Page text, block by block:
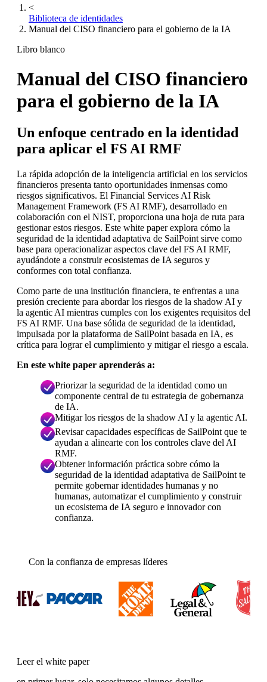
<
Biblioteca de identidades
Manual del CISO financiero para el gobierno de la IA
Libro blanco
Manual del CISO financiero
para el gobierno de la IA
Un enfoque centrado en la identidad
para aplicar el FS AI RMF
La rápida adopción de la inteligencia artificial en los servicios
financieros presenta tanto oportunidades inmensas como
riesgos significativos. El Financial Services AI Risk
Management Framework (FS AI RMF), desarrollado en
colaboración con el NIST, proporciona una hoja de ruta para
gestionar estos riesgos. Este white paper explora cómo la
seguridad de la identidad adaptativa de SailPoint sirve como
base para operacionalizar aspectos clave del FS AI RMF,
ayudándote a construir ecosistemas de IA seguros y
conformes con total confianza.
Como parte de una institución financiera, te enfrentas a una
presión creciente para abordar los riesgos de la shadow AI y
la agentic AI mientras cumples con los exigentes requisitos del
FS AI RMF. Una base sólida de seguridad de la identidad,
impulsada por la plataforma de SailPoint basada en IA, es
crítica para lograr el cumplimiento y mitigar el riesgo a escala.
En este white paper aprenderás a:
Priorizar la seguridad de la identidad como un
componente central de tu estrategia de gobernanza
de IA.
Mitigar los riesgos de la shadow AI y la agentic AI.
Revisar capacidades específicas de SailPoint que te
ayudan a alinearte con los controles clave del AI
RMF.
Obtener información práctica sobre cómo la
seguridad de la identidad adaptativa de SailPoint te
permite gobernar identidades humanas y no
humanas, automatizar el cumplimiento y construir
un ecosistema de IA seguro e innovador con
confianza.
Con la confianza de empresas líderes
Leer el white paper